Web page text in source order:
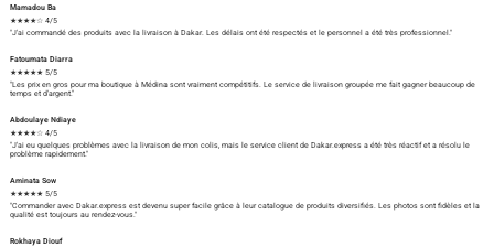
Mamadou Ba
★★★★☆ 4/5
"J'ai commandé des produits avec la livraison à Dakar. Les délais ont été respectés et le personnel a été très professionnel."
Fatoumata Diarra
★★★★★ 5/5
"Les prix en gros pour ma boutique à Médina sont vraiment compétitifs. Le service de livraison groupée me fait gagner beaucoup de
temps et d'argent."
Abdoulaye Ndiaye
★★★★☆ 4/5
"J'ai eu quelques problèmes avec la livraison de mon colis, mais le service client de Dakar.express a été très réactif et a résolu le
problème rapidement."
Aminata Sow
★★★★★ 5/5
"Commander avec Dakar.express est devenu super facile grâce à leur catalogue de produits diversifiés. Les photos sont fidèles et la
qualité est toujours au rendez-vous."
Rokhaya Diouf